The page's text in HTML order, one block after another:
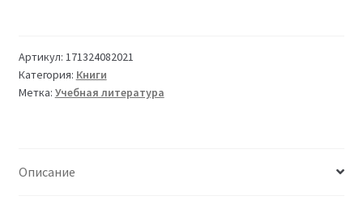
Артикул: 171324082021
Категория: Книги
Метка: Учебная литература
Описание